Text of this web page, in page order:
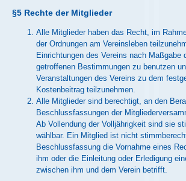
§5 Rechte der Mitglieder
Alle Mitglieder haben das Recht, im
der Ordnungen am Vereinsleben
Einrichtungen des Vereins nach Maßgabe
getroffenen Bestimmungen zu benutzen
Veranstaltungen des Vereins zu dem
Kostenbeitrag teilzunehmen.
Alle Mitglieder sind berechtigt, an den
Beschlussfassungen der
Ab Vollendung der Volljährigkeit sind sie
wählbar. Ein Mitglied ist nicht
Beschlussfassung die Vornahme eines
ihm oder die Einleitung oder Erledigung
zwischen ihm und dem Verein betrifft.